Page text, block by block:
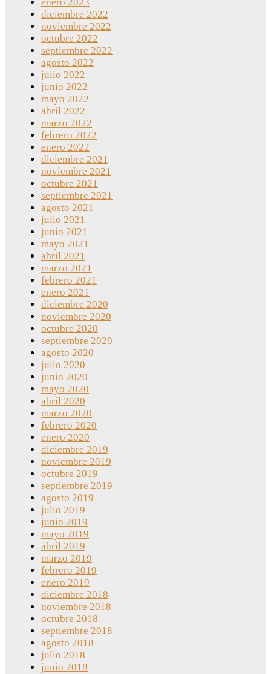
diciembre 2022
noviembre 2022
octubre 2022
septiembre 2022
agosto 2022
julio 2022
junio 2022
mayo 2022
abril 2022
marzo 2022
febrero 2022
enero 2022
diciembre 2021
noviembre 2021
octubre 2021
septiembre 2021
agosto 2021
julio 2021
junio 2021
mayo 2021
abril 2021
marzo 2021
febrero 2021
enero 2021
diciembre 2020
noviembre 2020
octubre 2020
septiembre 2020
agosto 2020
julio 2020
junio 2020
mayo 2020
abril 2020
marzo 2020
febrero 2020
enero 2020
diciembre 2019
noviembre 2019
octubre 2019
septiembre 2019
agosto 2019
julio 2019
junio 2019
mayo 2019
abril 2019
marzo 2019
febrero 2019
enero 2019
diciembre 2018
noviembre 2018
octubre 2018
septiembre 2018
agosto 2018
julio 2018
junio 2018